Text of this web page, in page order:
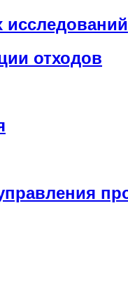
исследований
отходов